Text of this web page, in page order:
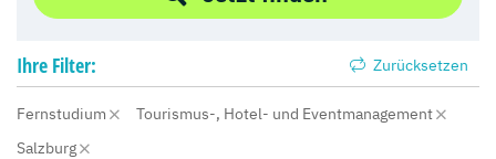
Ihre Filter: Zurücksetzen
Fernstudium
Tourismus-, Hotel- und Eventmanagement
Salzburg